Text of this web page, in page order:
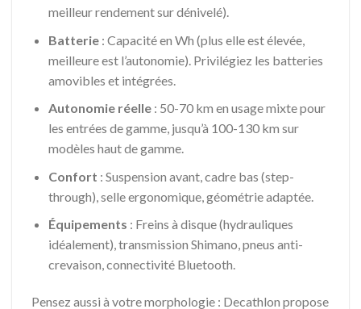
meilleur rendement sur dénivelé).
Batterie: Capacité en Wh (plus elle est élevée,
meilleure est l’autonomie). Privilégiez les batteries
amovibles et intégrées.
Autonomie réelle: 50-70 km en usage mixte pour
les entrées de gamme, jusqu’à 100-130 km sur
modèles haut de gamme.
Confort : Suspension avant, cadre bas (step-
through), selle ergonomique, géométrie adaptée.
Équipements : Freins à disque (hydrauliques
idéalement), transmission Shimano, pneus anti-
crevaison, connectivité Bluetooth.
Pensez aussi à votre morphologie : Decathlon propose